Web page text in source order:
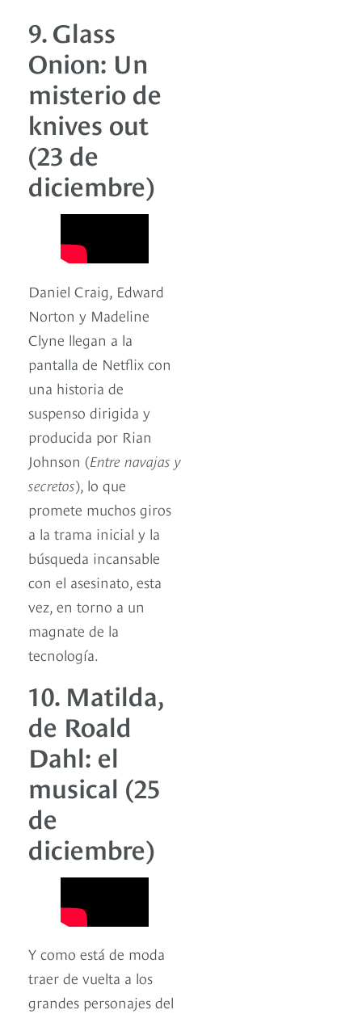
9. Glass
Onion: Un
misterio de
knives out
(23 de
diciembre)
Daniel Craig, Edward
Norton y Madeline
Clyne llegan a la
pantalla de Netflix con
una historia de
suspenso dirigida y
producida por Rian
Johnson (Entre navajas y
secretos), lo que
promete muchos giros
a la trama inicial y la
búsqueda incansable
con el asesinato, esta
vez, en torno a un
magnate de la
tecnología.
10. Matilda,
de Roald
Dahl: el
musical (25
de
diciembre)
Y como está de moda
traer de vuelta a los
grandes personajes del